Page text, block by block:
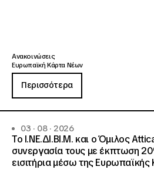
Ανακοινώσεις
Ευρωπαϊκή Κάρτα Νέων
Περισσότερα
03 · 08 · 2026
Το Ι.ΝΕ.ΔΙ.ΒΙ.Μ. και o Όμιλος
συνεργασία τους με έκπτωση
εισιτήρια μέσω της